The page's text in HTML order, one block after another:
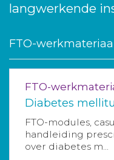
langwerkende
FTO-
FTO-
Diabetes
FTO-modules,
handleiding
over diabetes m...